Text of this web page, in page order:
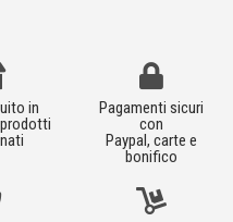
in
Pagamenti sicuri
con
Paypal, carte e
bonifico